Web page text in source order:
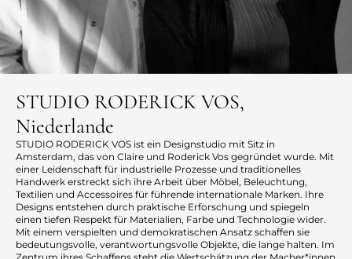
STUDIO RODERICK VOS,
Niederlande
STUDIO RODERICK VOS ist ein Designstudio mit Sitz in
Amsterdam, das von Claire und Roderick Vos gegründet wurde. Mit
einer Leidenschaft für industrielle Prozesse und traditionelles
Handwerk erstreckt sich ihre Arbeit über Möbel, Beleuchtung,
Textilien und Accessoires für führende internationale Marken. Ihre
Designs entstehen durch praktische Erforschung und spiegeln
einen tiefen Respekt für Materialien, Farbe und Technologie wider.
Mit einem verspielten und demokratischen Ansatz schaffen sie
bedeutungsvolle, verantwortungsvolle Objekte, die lange halten. Im